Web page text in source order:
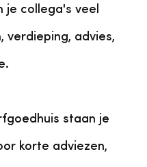
je collega's veel
verdieping, advies,
staan je
korte adviezen,